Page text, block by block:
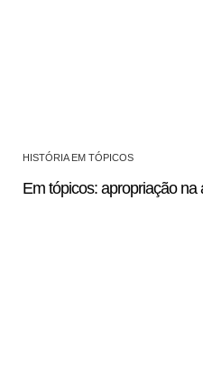
HISTÓRIA EM TÓPICOS
Em tópicos: apropriação